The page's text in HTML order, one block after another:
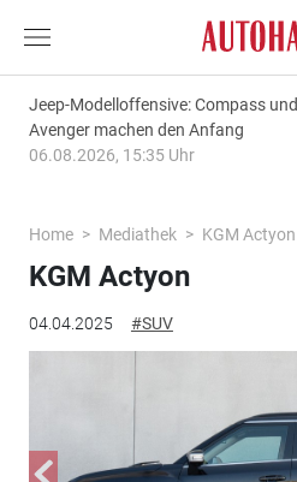
Jeep-Modelloffensive: Compass und
Avenger machen den Anfang
06.08.2026, 15:35 Uhr
Home Mediathek KGM Actyon
04.04.2025 #SUV
KGM Actyon